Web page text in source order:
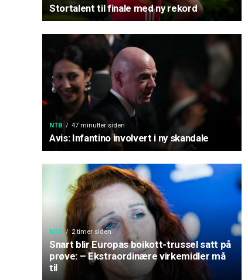
Stortalent til finale med ny rekord
NTB 47 minutter siden
Avis: Infantino involvert i ny skandale
NTB 2 timer siden
Snart blir Europas boikott-trussel satt på
prøve: – Ekstraordinære virkemidler må
til